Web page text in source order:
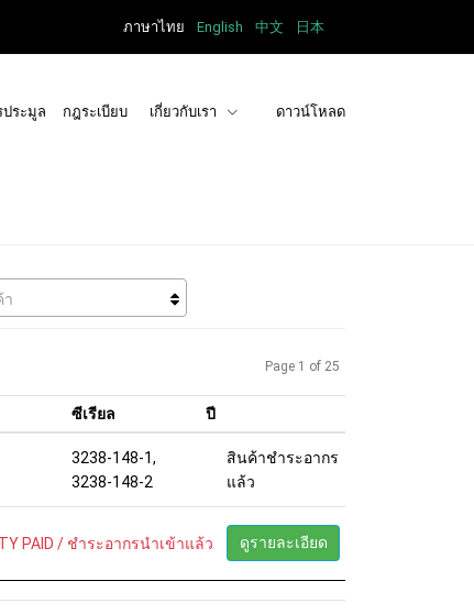
ภาษาไทย English 中文 日本
ประมูล กฎระเบียบ เกี่ยวกับเรา ดาวน์โหลด
Page 1 of 25
ซีเรียล ปี
3238-148-1,
3238-148-2
สินค้าชำระอากร
แล้ว
PAID / ชำระอากรนำเข้าแล้ว ดูรายละเอียด